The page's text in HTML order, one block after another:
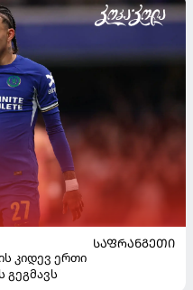
ᲡᲐᲤᲠᲐᲜᲒᲔᲗᲘ
კიდევ ერთი
გეგმავს